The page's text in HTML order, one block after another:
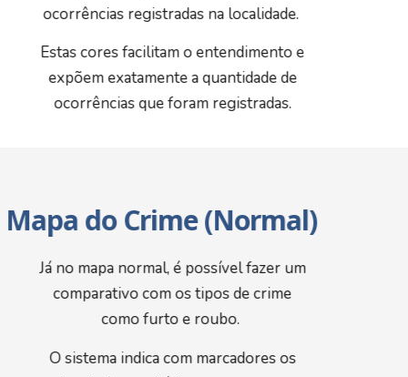
ocorrências registradas na localidade.
Estas cores facilitam o entendimento e
expõem exatamente a quantidade de
ocorrências que foram registradas.
Mapa do Crime (Normal)
Já no mapa normal, é possível fazer um
comparativo com os tipos de crime
como furto e roubo.
O sistema indica com marcadores os